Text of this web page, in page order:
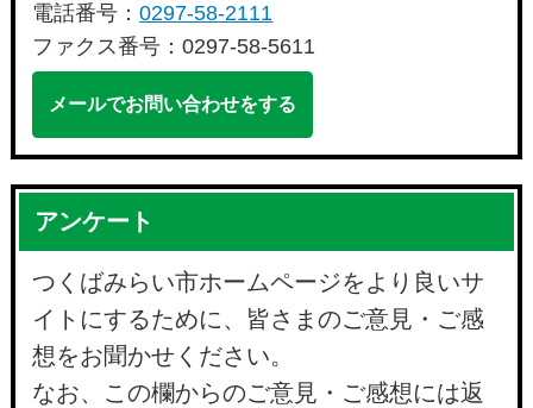
電話番号：0297-58-2111
ファクス番号：0297-58-5611
メールでお問い合わせをする
アンケート
つくばみらい市ホームページをより良いサ
イトにするために、皆さまのご意見・ご感
想をお聞かせください。
なお、この欄からのご意見・ご感想には返